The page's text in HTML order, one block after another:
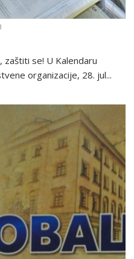
se! U Kalendaru
organizacije, 28. jul...